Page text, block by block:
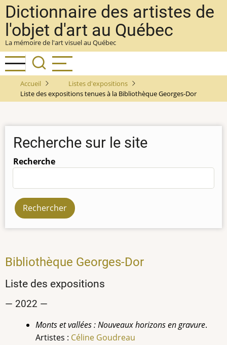
Aller
au
contenu
principal
Dictionnaire des artistes de
l'objet d'art au Québec
La mémoire de l'art visuel au Québec
Accueil
Listes d'expositions
Liste des expositions tenues à la Bibliothèque Georges-Dor
Recherche sur le site
Recherche
Bibliothèque Georges-Dor
Liste des expositions
— 2022 —
Monts et vallées : Nouveaux horizons en gravure.
Artistes : Céline Goudreau